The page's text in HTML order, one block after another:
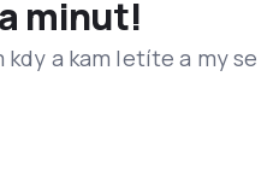
minut!
a kam letíte a my se